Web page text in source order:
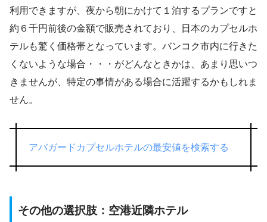
利用できますが、夜から朝にかけて１泊するプランですと
約６千円前後の金額で販売されており、日本のカプセルホ
テルも驚く価格帯となっています。バンコク市内に行きた
くないような場合・・・がどんなときかは、あまり思いつ
きませんが、特定の事情がある場合に活躍するかもしれま
せん。
アバガードカプセルホテルの最安値を検索する
その他の選択肢：空港近隣ホテル